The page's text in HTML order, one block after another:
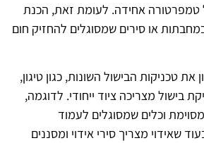
טמפרטורה אחידה. לעומת זאת, הכנת
או סירים שמסוגלים להחזיק חום
טכניקות הבישול השונות, כגון טיגון,
בישול מצריכה ציוד ייחודי. לדוגמה,
וכלים שמסוגלים לעמוד
שאידוי מצריך סירי אידוי ומסננים